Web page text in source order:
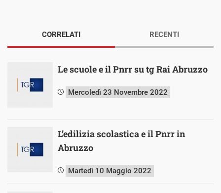
CORRELATI
Le scuole e il Pnrr su tg Rai Abruzzo
Mercoledì 23 Novembre 2022
L’edilizia scolastica e il Pnrr in
Abruzzo
Martedì 10 Maggio 2022
RECENTI